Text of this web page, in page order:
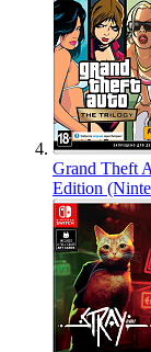
Grand Theft
Edition